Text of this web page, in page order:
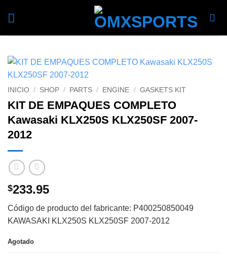
INICIO / SHOP / PARTS / ENGINE / GASKETS KIT
KIT DE EMPAQUES COMPLETO
Kawasaki KLX250S KLX250SF 2007-
2012
$233.95
Código de producto del fabricante: P400250850049
KAWASAKI KLX250S KLX250SF 2007-2012
Agotado